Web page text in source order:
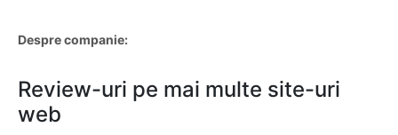
Despre companie:
Review-uri pe mai multe site-uri
web